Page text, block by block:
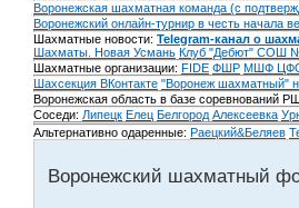
Воронежская шахматная команда (с
Воронежский онлайн-турнир в честь начала
Шахматные новости: Telegram-канал о
Шахматы. Новая Усмань Клуб "Дебют" СОШ
Шахматные организации: FIDE ФШР МШФ
Шахсекция ВКонтакте "Воронеж шахматный"
Воронежская область в базе соревнований
Соседи: Липецк Елец Белгород Алексеевка
Альтернативно одаренные: Раецкий&Беляев
Воронежский шахматный